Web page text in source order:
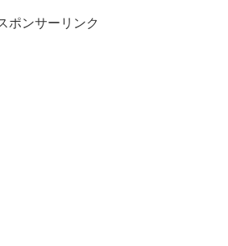
ポンサーリンク